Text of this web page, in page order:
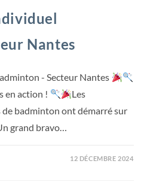
Nantes
- Secteur Nantes
en action !
Les
badminton ont démarré sur
grand bravo…
12 DÉCEMBRE 2024